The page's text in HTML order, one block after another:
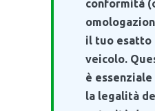
conformità
il tuo esatto
veicolo.
è
la legalità